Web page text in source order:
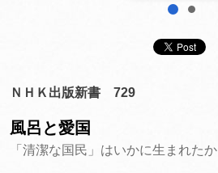
1
ＮＨＫ出版新書 729
風呂と愛国
「清潔な国民」はいかに生まれたか